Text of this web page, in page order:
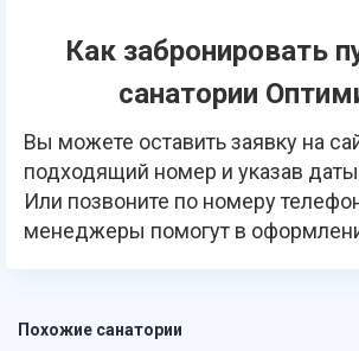
Как забронировать
санатории
Вы можете оставить заявку на
подходящий номер и указав
Или позвоните по номеру
менеджеры помогут в
Похожие санатории